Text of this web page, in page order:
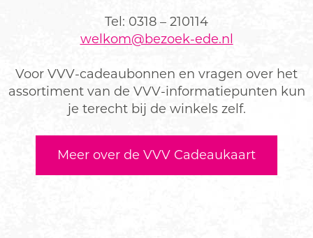
Tel: 0318 – 210114
welkom@bezoek-ede.nl
Voor VVV-cadeaubonnen en vragen over het
assortiment van de VVV-informatiepunten kun
je terecht bij de winkels zelf.
Meer over de VVV Cadeaukaart